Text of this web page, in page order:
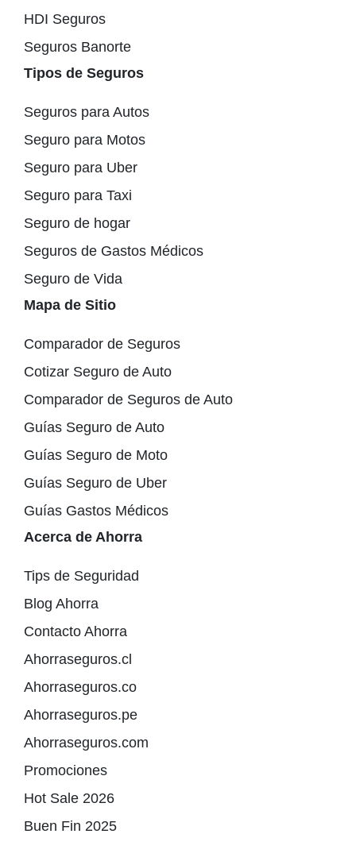
HDI Seguros
Seguros Banorte
Tipos de Seguros
Seguros para Autos
Seguro para Motos
Seguro para Uber
Seguro para Taxi
Seguro de hogar
Seguros de Gastos Médicos
Seguro de Vida
Mapa de Sitio
Comparador de Seguros
Cotizar Seguro de Auto
Comparador de Seguros de Auto
Guías Seguro de Auto
Guías Seguro de Moto
Guías Seguro de Uber
Guías Gastos Médicos
Acerca de Ahorra
Tips de Seguridad
Blog Ahorra
Contacto Ahorra
Ahorraseguros.cl
Ahorraseguros.co
Ahorraseguros.pe
Ahorraseguros.com
Promociones
Hot Sale 2026
Buen Fin 2025